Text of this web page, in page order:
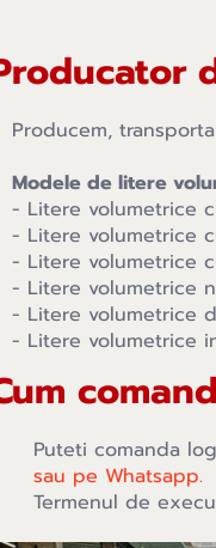
Producem,
Modele de litere
- Litere volumetrice
- Litere volumetrice
- Litere volumetrice
- Litere volumetrice
- Litere volumetrice
- Litere volumetrice
Puteti comanda
sau pe Whatsapp.
Termenul de